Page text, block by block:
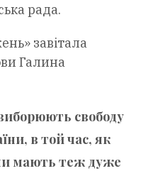
рада.
завітала
Галина
свободу
в той час, як
мають теж дуже